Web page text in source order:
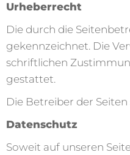
Urheberrecht
Die durch die
gekennzeichnet. Die
schriftlichen
gestattet.
Die Betreiber der
Datenschutz
Soweit auf unseren